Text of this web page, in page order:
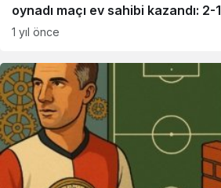
oynadı maçı ev sahibi kazandı: 2-1
1 yıl önce